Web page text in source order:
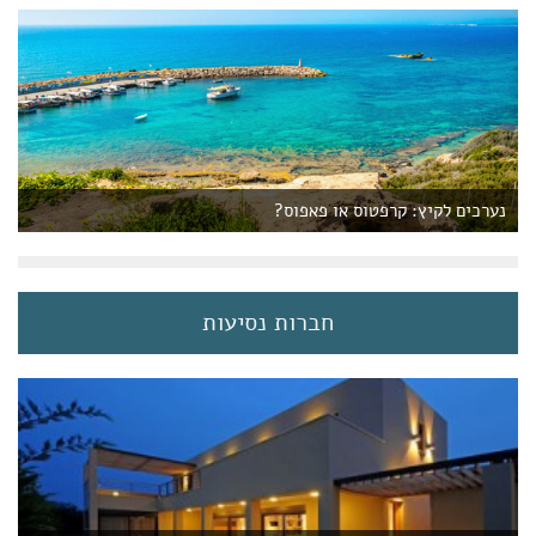
נערכים לקיץ: קרפטוס או פאפוס?
חברות נסיעות